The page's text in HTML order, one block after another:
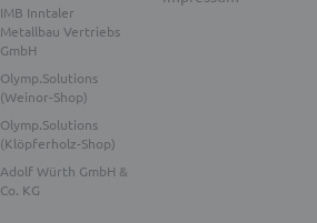
IMB Inntaler
Metallbau Vertriebs
GmbH
Olymp.Solutions
(Weinor-Shop)
Olymp.Solutions
(Klöpferholz-Shop)
Adolf Würth GmbH &
Co. KG